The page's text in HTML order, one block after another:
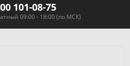
101-08-75
09:00 - 18:00 (по МСК)